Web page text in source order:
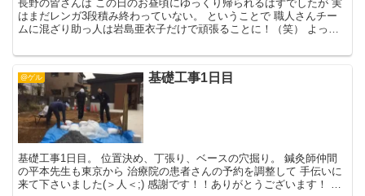
長野の皆さんは この日のお昼頃にゆっくり帰られるはずでしたが 実
はまだレンガ3段積み終わっていない。 ということで 職人さんチー
ムに混ざり助っ人は岩島亜衣子だけで頑張ることに！（笑） よっし
@ゲル 基礎工事1日目
基礎工事1日目。 位置決め、丁張り、ベースの穴掘り。 鍼灸師仲間
の平本先生も東京から 治療院の患者さんの予約を調整して 手伝いに
来て下さいました(＞人＜;) 感謝です！！ありがとうございます！ 大